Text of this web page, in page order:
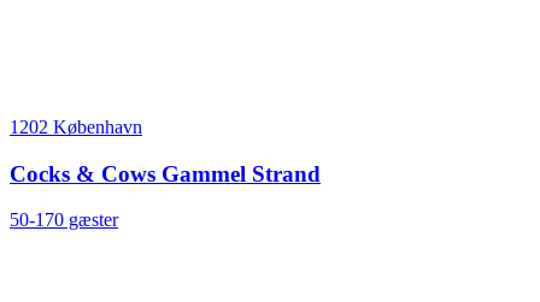
1202 København
Cocks & Cows Gammel Strand
50-170 gæster